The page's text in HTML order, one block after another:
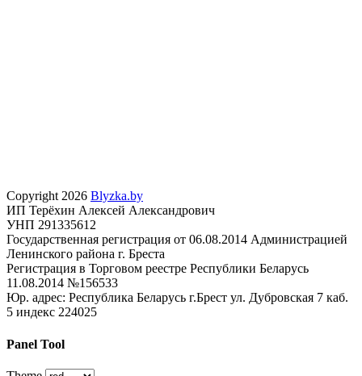
Copyright 2026 Blyzka.by
ИП Терёхин Алексей Александрович
УНП 291335612
Государственная регистрация от 06.08.2014 Администрацией
Ленинского района г. Бреста
Регистрация в Торговом реестре Республики Беларусь
11.08.2014 №156533
Юр. адрес: Республика Беларусь г.Брест ул. Дубровская 7 каб.
5 индекс 224025
Panel Tool